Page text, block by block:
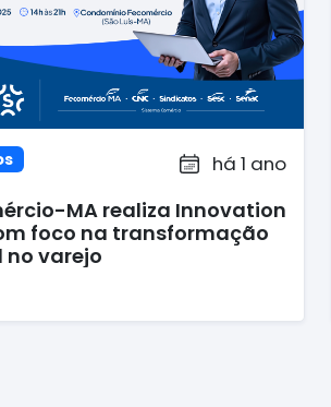
há 1 ano
MA realiza Innovation
foco na transformação
varejo